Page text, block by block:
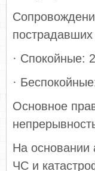
· Спокойные:
·
Основное
На основании
ЧС и